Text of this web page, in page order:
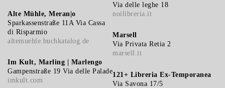
Alte Mühle, Meran|o
Sparkassenstraße 11A Via Cassa
di Risparmio
altemuehle.buchkatalog.de
Im Kult, Marling | Marlengo
Gampenstraße 19 Via delle Palade
imkult.com
Via delle leghe 18
noilibreria.it
Marsell
Via Privata Retia 2
marsell.it
121+ Libreria Ex-Temporanea
Via Savona 17/5